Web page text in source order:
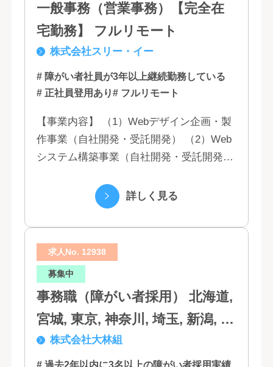
一般事務（営業事務）【完全在
宅勤務】 フルリモート
株式会社スリー・イー
# 障がい者社員が3年以上継続勤務している
# 正社員登用あり# フルリモート
【事業内容】 （1）Webデザイン企画・製
作事業（自社開発・受託開発） （2）Web
システム構築事業（自社開発・受託開発）
（5）営業代行業務 （6...詳しく見る
求人No. 12938
募集中
事務職（障がい者採用） 北海道,
宮城, 東京, 神奈川, 埼玉, 新潟, 愛
知, 大阪, 京都, 兵庫, 広島, 香川,
株式会社大林組